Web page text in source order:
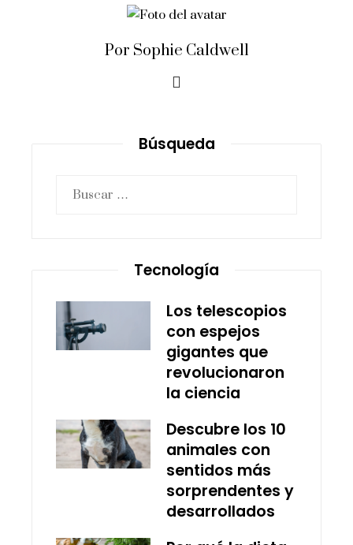
Por Sophie Caldwell
Búsqueda
Tecnología
Los telescopios
con espejos
gigantes que
revolucionaron
la ciencia
Descubre los 10
animales con
sentidos más
sorprendentes y
desarrollados